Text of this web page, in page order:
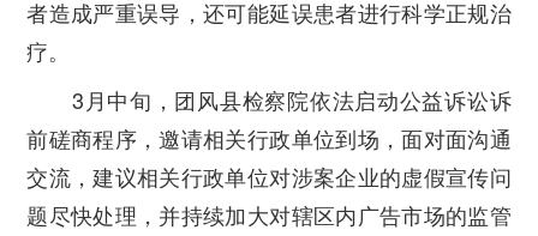
者造成严重误导，还可能延误患者进行科学正规治
疗。
3月中旬，团风县检察院依法启动公益诉讼诉
前磋商程序，邀请相关行政单位到场，面对面沟通
交流，建议相关行政单位对涉案企业的虚假宣传问
题尽快处理，并持续加大对辖区内广告市场的监管